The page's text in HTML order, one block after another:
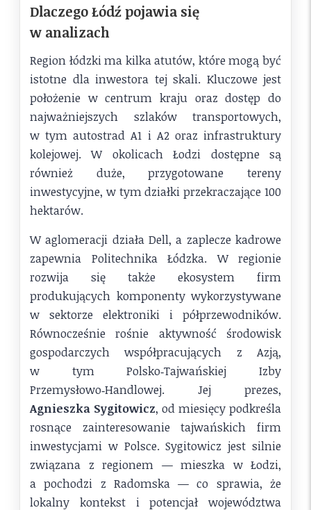
Dlaczego Łódź pojawia się
w analizach
Region łódzki ma kilka atutów, które mogą być
istotne dla inwestora tej skali. Kluczowe jest
położenie w centrum kraju oraz dostęp do
najważniejszych szlaków transportowych,
w tym autostrad A1 i A2 oraz infrastruktury
kolejowej. W okolicach Łodzi dostępne są
również duże, przygotowane tereny
inwestycyjne, w tym działki przekraczające 100
hektarów.
W aglomeracji działa Dell, a zaplecze kadrowe
zapewnia Politechnika Łódzka. W regionie
rozwija się także ekosystem firm
produkujących komponenty wykorzystywane
w sektorze elektroniki i półprzewodników.
Równocześnie rośnie aktywność środowisk
gospodarczych współpracujących z Azją,
w tym Polsko‑Tajwańskiej Izby
Przemysłowo‑Handlowej. Jej prezes,
Agnieszka Sygitowicz, od miesięcy podkreśla
rosnące zainteresowanie tajwańskich firm
inwestycjami w Polsce. Sygitowicz jest silnie
związana z regionem — mieszka w Łodzi,
a pochodzi z Radomska — co sprawia, że
lokalny kontekst i potencjał województwa